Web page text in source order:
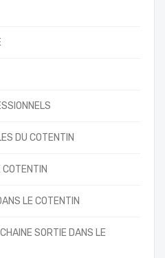
DU COTENTIN
LE COTENTIN
SORTIE DANS LE